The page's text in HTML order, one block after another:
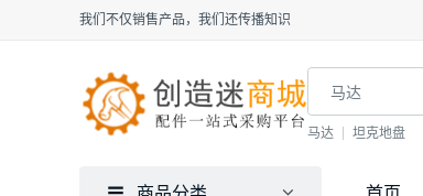
我们不仅销售产品，我们还传播知识
马达 坦克地盘